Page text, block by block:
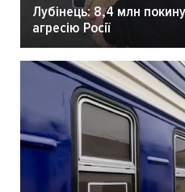
Лубінець: 8,4 млн
агресію Росії